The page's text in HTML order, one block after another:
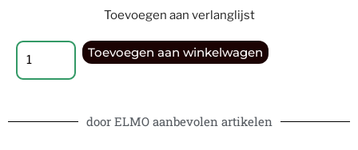
Toevoegen aan verlanglijst
Toevoegen aan winkelwagen
door ELMO aanbevolen artikelen